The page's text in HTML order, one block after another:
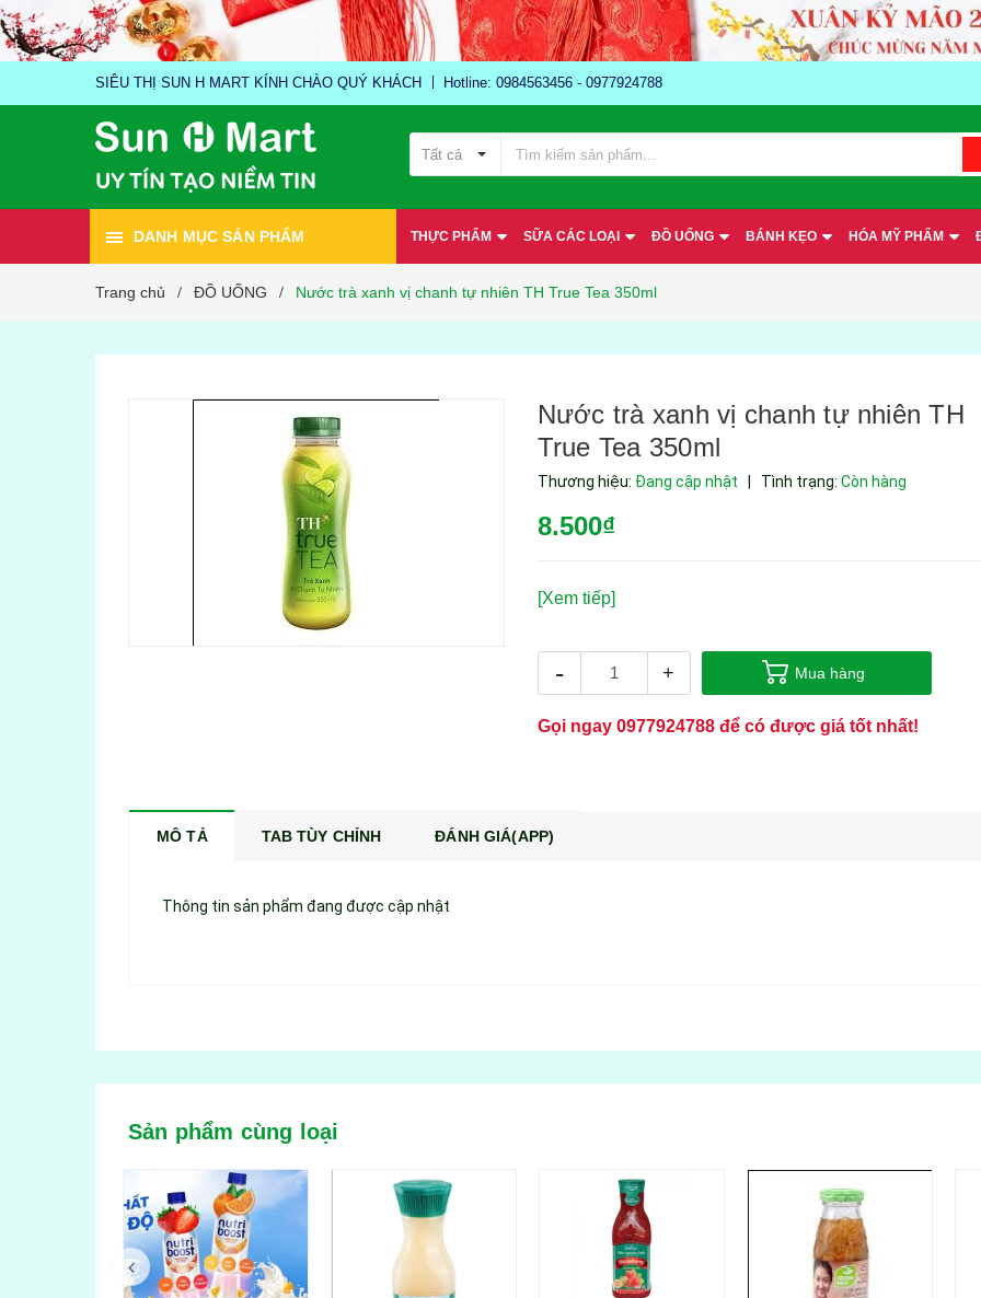
SIÊU THỊ SUN H MART KÍNH CHÀO QUÝ KHÁCH Hotline: 0984563456 - 0977924788
Tất cả
DANH MỤC SẢN PHẨM THỰC PHẨM SỮA CÁC LOẠI ĐỒ UỐNG BÁNH KẸO HÓA MỸ PHẨM
Trang chủ / ĐỒ UỐNG / Nước trà xanh vị chanh tự nhiên TH True Tea 350ml
Nước trà xanh vị chanh tự nhiên TH
True Tea 350ml
Thương hiệu: Đang cập nhật Tình trạng: Còn hàng
8.500₫
[Xem tiếp]
- + Mua hàng
Gọi ngay 0977924788để có được giá tốt nhất!
MÔ TẢ TAB TÙY CHỈNH ĐÁNH GIÁ(APP)
Thông tin sản phẩm đang được cập nhật
Sản phẩm cùng loại